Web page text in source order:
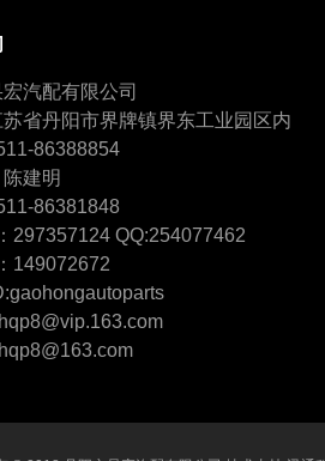
汽配有限公司
省丹阳市界牌镇界东工业园区内
86388854
建明
86381848
297357124 QQ:254077462
149072672